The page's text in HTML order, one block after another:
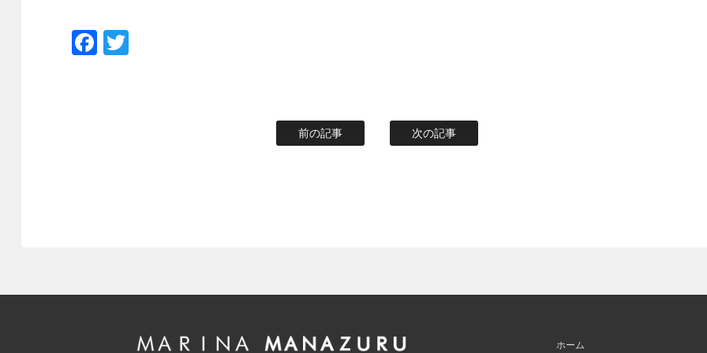
Facebook
Twitter
前の記事 次の記事
ホーム